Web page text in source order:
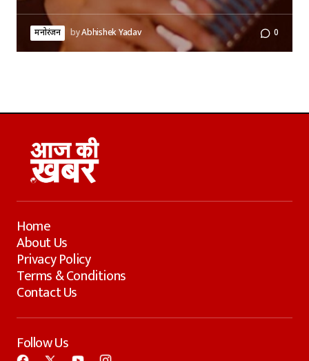
मनोरंजन byAbhishek Yadav 0
Home
About Us
Privacy Policy
Terms & Conditions
Contact Us
Follow Us